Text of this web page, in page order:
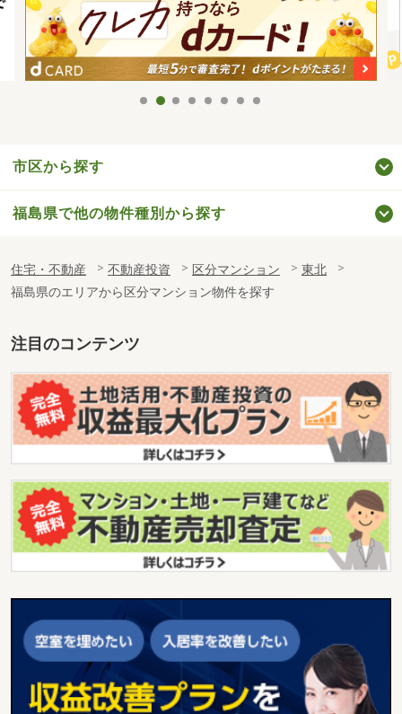
市区から探す
福島県で他の物件種別から探す
住宅・不動産 不動産投資 区分マンション
東北
福島県のエリアから区分マンション物件を探す
注目のコンテンツ